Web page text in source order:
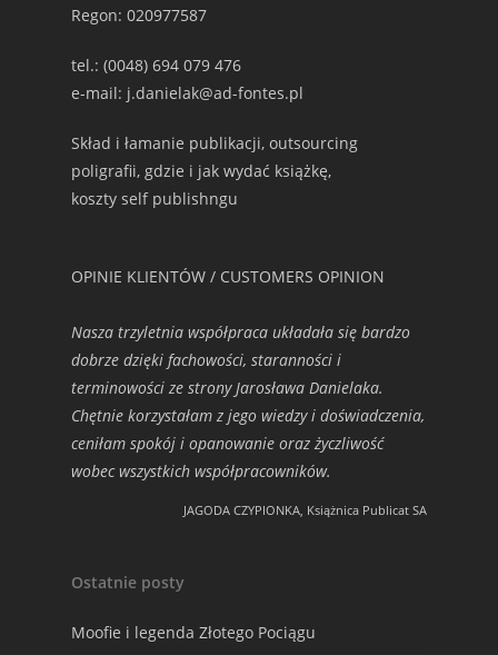
Regon: 020977587
tel.: (0048) 694 079 476
e-mail: j.danielak@ad-fontes.pl
Skład i łamanie publikacji, outsourcing
poligrafii, gdzie i jak wydać książkę,
koszty self publishngu
OPINIE KLIENTÓW / CUSTOMERS OPINION
Nasza trzyletnia współpraca układała się bardzo
dobrze dzięki fachowości, staranności i
terminowości ze strony Jarosława Danielaka.
Chętnie korzystałam z jego wiedzy i doświadczenia,
ceniłam spokój i opanowanie oraz życzliwość
wobec wszystkich współpracowników.
JAGODA CZYPIONKA, Książnica Publicat SA
Ostatnie posty
Moofie i legenda Złotego Pociągu